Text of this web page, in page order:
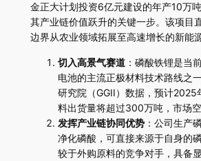
金正大计划投资6亿元建设的年产10万
其产业链价值跃升的关键一步。该项目
边界从农业领域拓展至高速增长的新能源
切入高景气赛道：磷酸铁锂是当
电池的主流正极材料技术路线之
研究院（GGII）数据，预计2025
料出货量将超过300万吨，市场空
发挥产业链协同优势：公司生产
净化磷酸，可直接来源于自身的
较于外购原料的竞争对手，具备